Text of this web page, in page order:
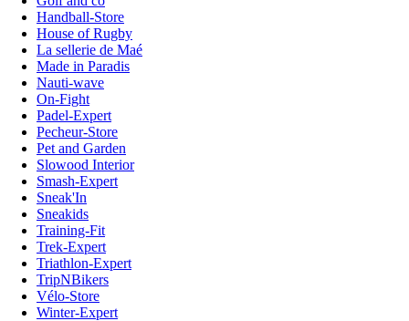
Handball-Store
House of Rugby
La sellerie de Maé
Made in Paradis
Nauti-wave
On-Fight
Padel-Expert
Pecheur-Store
Pet and Garden
Slowood Interior
Smash-Expert
Sneak'In
Sneakids
Training-Fit
Trek-Expert
Triathlon-Expert
TripNBikers
Vélo-Store
Winter-Expert